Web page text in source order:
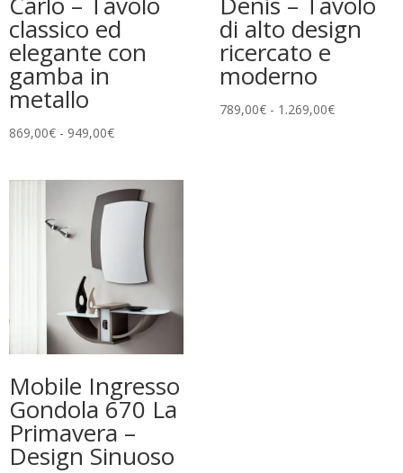
classico ed
elegante con
gamba in
metallo
869,00€ - 949,00€Fascia
da
869,00€
949,00€
di alto design
ricercato e
moderno
789,00€ - 1.269,00€Fascia
Mobile Ingresso
Gondola 670 La
Primavera –
Design Sinuoso